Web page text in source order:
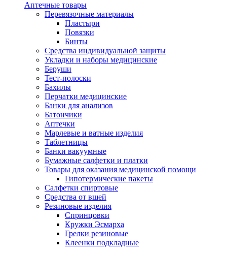
Аптечные товары
Перевязочные материалы
Пластыри
Повязки
Бинты
Средства индивидуальной защиты
Укладки и наборы медицинские
Беруши
Тест-полоски
Бахилы
Перчатки медицинские
Банки для анализов
Батончики
Аптечки
Марлевые и ватные изделия
Таблетницы
Банки вакуумные
Бумажные салфетки и платки
Товары для оказания медицинской помощи
Гипотермические пакеты
Салфетки спиртовые
Средства от вшей
Резиновые изделия
Спринцовки
Кружки Эсмарха
Грелки резиновые
Клеенки подкладные